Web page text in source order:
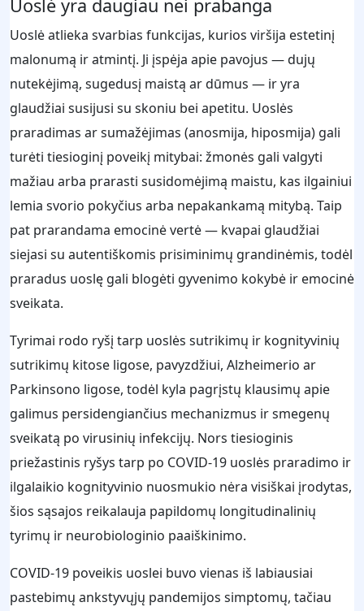
Uoslė yra daugiau nei prabanga
Uoslė atlieka svarbias funkcijas, kurios viršija estetinį
malonumą ir atmintį. Ji įspėja apie pavojus — dujų
nutekėjimą, sugedusį maistą ar dūmus — ir yra
glaudžiai susijusi su skoniu bei apetitu. Uoslės
praradimas ar sumažėjimas (anosmija, hiposmija) gali
turėti tiesioginį poveikį mitybai: žmonės gali valgyti
mažiau arba prarasti susidomėjimą maistu, kas ilgainiui
lemia svorio pokyčius arba nepakankamą mitybą. Taip
pat prarandama emocinė vertė — kvapai glaudžiai
siejasi su autentiškomis prisiminimų grandinėmis, todėl
praradus uoslę gali blogėti gyvenimo kokybė ir emocinė
sveikata.
Tyrimai rodo ryšį tarp uoslės sutrikimų ir kognityvinių
sutrikimų kitose ligose, pavyzdžiui, Alzheimerio ar
Parkinsono ligose, todėl kyla pagrįstų klausimų apie
galimus persidengiančius mechanizmus ir smegenų
sveikatą po virusinių infekcijų. Nors tiesioginis
priežastinis ryšys tarp po COVID-19 uoslės praradimo ir
ilgalaikio kognityvinio nuosmukio nėra visiškai įrodytas,
šios sąsajos reikalauja papildomų longitudinalinių
tyrimų ir neurobiologinio paaiškinimo.
COVID-19 poveikis uoslei buvo vienas iš labiausiai
pastebimų ankstyvųjų pandemijos simptomų, tačiau